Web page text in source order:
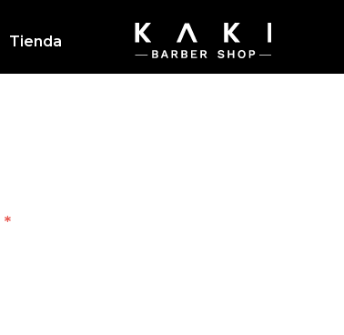
Tienda
Kaki Barbershop
*